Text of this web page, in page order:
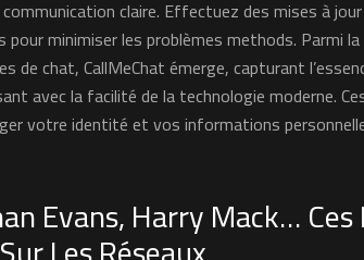
claire. Effectuez des mises à
minimiser les problèmes methods. Parmi
de chat, CallMeChat émerge, capturant
avec la facilité de la technologie moderne.
votre identité et vos informations
Evans, Harry Mack…